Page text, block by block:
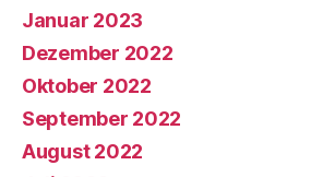
Januar 2023
Dezember 2022
Oktober 2022
September 2022
August 2022